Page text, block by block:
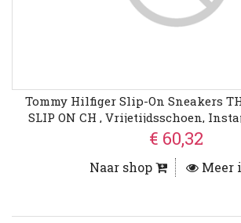
Tommy Hilfiger Slip-On Sneakers
SLIP ON CH , Vrijetijdsschoen,
Schoen Met Zij-
€ 60,32
Naar shop Meer